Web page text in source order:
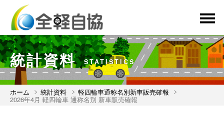
統計資料 STATISTICS
ホーム 統計資料 軽四輪車通称名別新車販売確報
2026年4月 軽四輪車 通称名別 新車販売確報